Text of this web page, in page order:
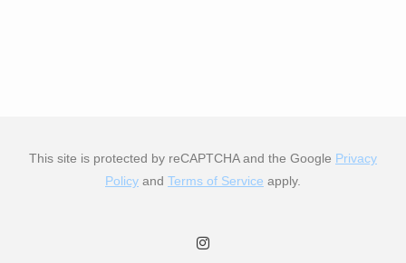
This site is protected by reCAPTCHA and the Google Privacy
Policy and Terms of Service apply.